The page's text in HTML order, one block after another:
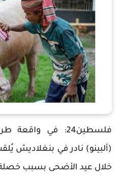
فلسطين24: في
(ألبينو) نادر في بنغلاديش
خلال عيد الأضحى بسبب